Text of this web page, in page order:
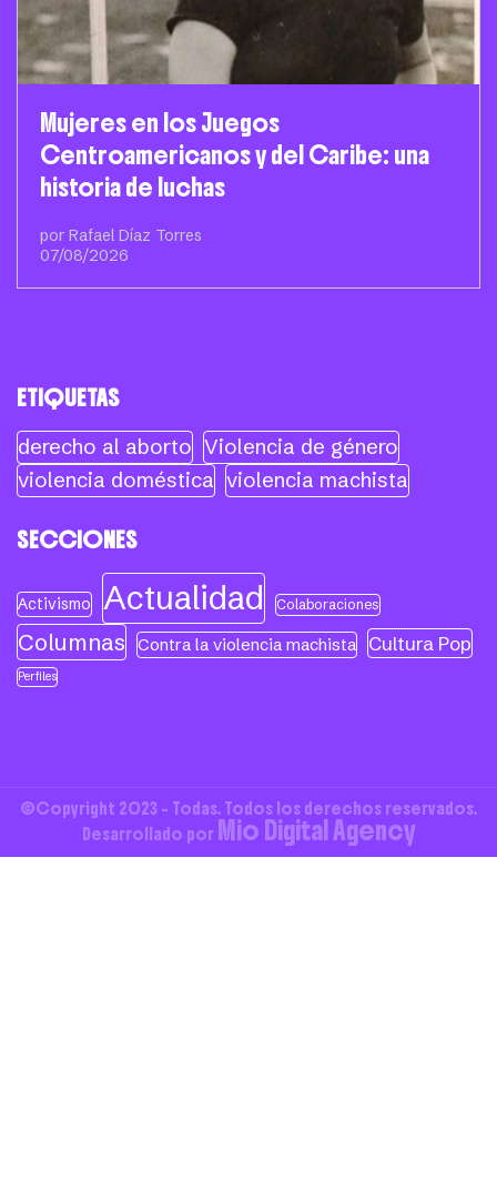
Mujeres en los Juegos
Centroamericanos y del Caribe: una
historia de luchas
por Rafael Díaz Torres
07/08/2026
ETIQUETAS
derecho al aborto Violencia de género
violencia doméstica violencia machista
SECCIONES
Activismo Actualidad Colaboraciones
Columnas Contra la violencia machista Cultura Pop
Perfiles
©Copyright 2023 - Todas. Todos los derechos reservados.
Desarrollado por Mio Digital Agency